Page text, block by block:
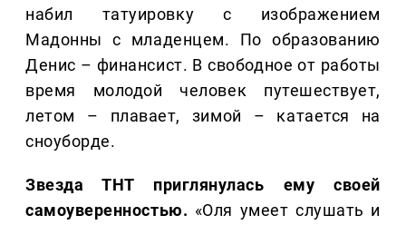
набил татуировку с изображением
Мадонны с младенцем. По образованию
Денис – финансист. В свободное от работы
время молодой человек путешествует,
летом – плавает, зимой – катается на
сноуборде.
Звезда ТНТ приглянулась ему своей
самоуверенностью. «Оля умеет слушать и